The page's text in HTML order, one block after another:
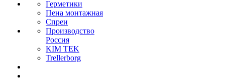
Герметики
Пена монтажная
Спреи
Производство
Россия
KIM TEK
Trellerborg